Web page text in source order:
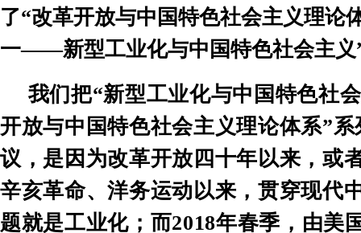
了“改革开放与中国特色社会主义理论
一——新型工业化与中国特色社会主义
我们把“新型工业化与中国特色社
开放与中国特色社会主义理论体系”系
议，是因为改革开放四十年以来，或
辛亥革命、洋务运动以来，贯穿现代
题就是工业化；而2018年春季，由美